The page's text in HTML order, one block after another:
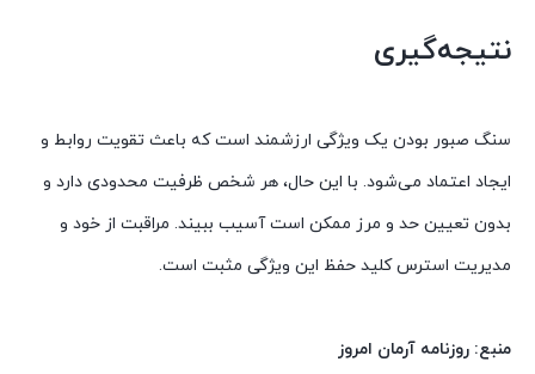
نتیجه‌گیری
سنگ صبور بودن یک ویژگی ارزشمند است که باعث تقویت روابط و
ایجاد اعتماد می‌شود. با این حال، هر شخص ظرفیت محدودی دارد و
بدون تعیین حد و مرز ممکن است آسیب ببیند. مراقبت از خود و
مدیریت استرس کلید حفظ این ویژگی مثبت است.
منبع: روزنامه آرمان امروز